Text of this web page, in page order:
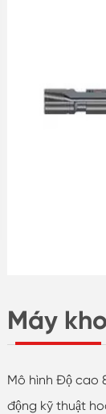
Máy
Mô hình Độ cao
động kỹ thuật